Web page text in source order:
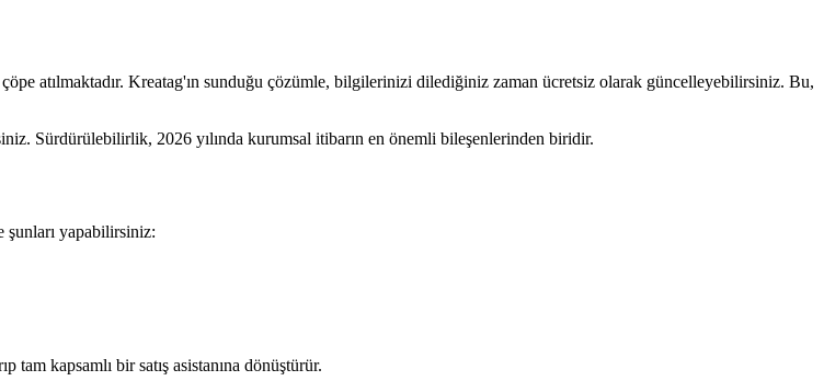
atılmaktadır. Kreatag'ın sunduğu çözümle, bilgilerinizi dilediğiniz zaman ücretsiz olarak güncelleyebilirsiniz. Bu,
Sürdürülebilirlik, 2026 yılında kurumsal itibarın en önemli bileşenlerinden biridir.
şunları yapabilirsiniz:
tam kapsamlı bir satış asistanına dönüştürür.